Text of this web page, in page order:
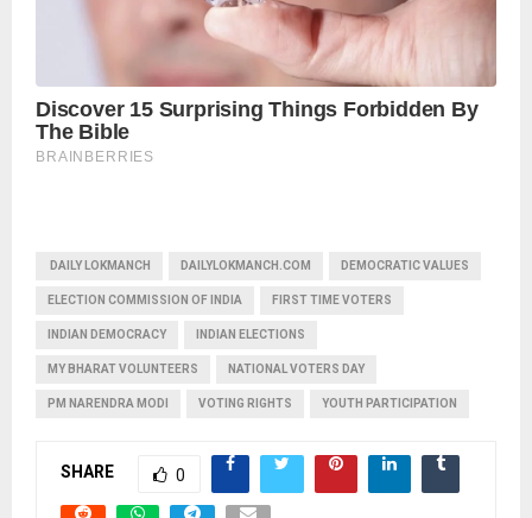
‌ DAILY LOKMANCH DAILYLOKMANCH.COM DEMOCRATIC VALUES
ELECTION COMMISSION OF INDIA FIRST TIME VOTERS
INDIAN DEMOCRACY INDIAN ELECTIONS
MY BHARAT VOLUNTEERS NATIONAL VOTERS DAY
PM NARENDRA MODI VOTING RIGHTS YOUTH PARTICIPATION
SHARE 0